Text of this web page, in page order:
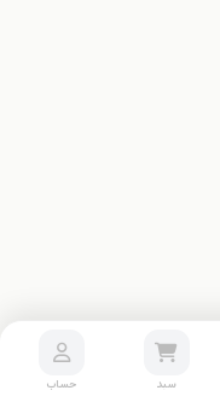
سبد حساب